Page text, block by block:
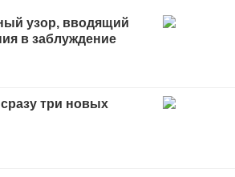
узор, вводящий
в заблуждение
три новых